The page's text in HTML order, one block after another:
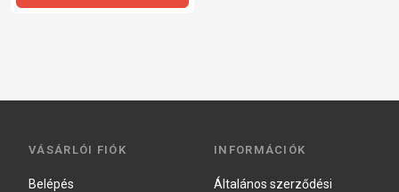
VÁSÁRLÓI FIÓK
Belépés
INFORMÁCIÓK
Általános szerződési